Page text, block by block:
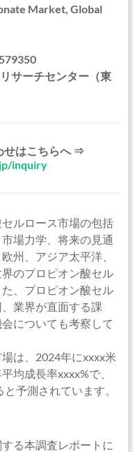
Market, Global
サーチセンター（東
せはこちらへ ⇒
inquiry
ルロース市場の包括
場力学、将来の見通
州、アジア太平洋、
のプロピオン酸セル
、プロピオン酸セル
業界が直面する課
についても考察して
は、2024年にxxxx米
均成長率xxxx%で、
予測されています。
る本調査レポートに